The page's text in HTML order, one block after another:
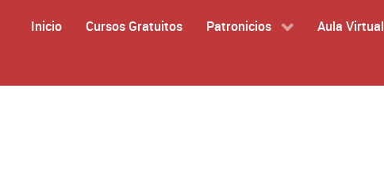
Inicio Cursos Gratuitos Patronicios Aula Virtual